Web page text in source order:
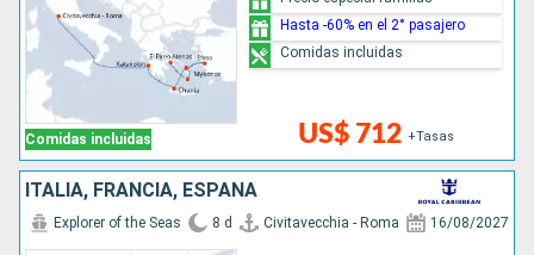
Comidas incluidas US$ 712 +Tasas
Hasta -60% en el 2° pasajero
Comidas incluidas
ITALIA, FRANCIA, ESPAÑA
Explorer of the Seas 8 d Civitavecchia - Roma 16/08/2027